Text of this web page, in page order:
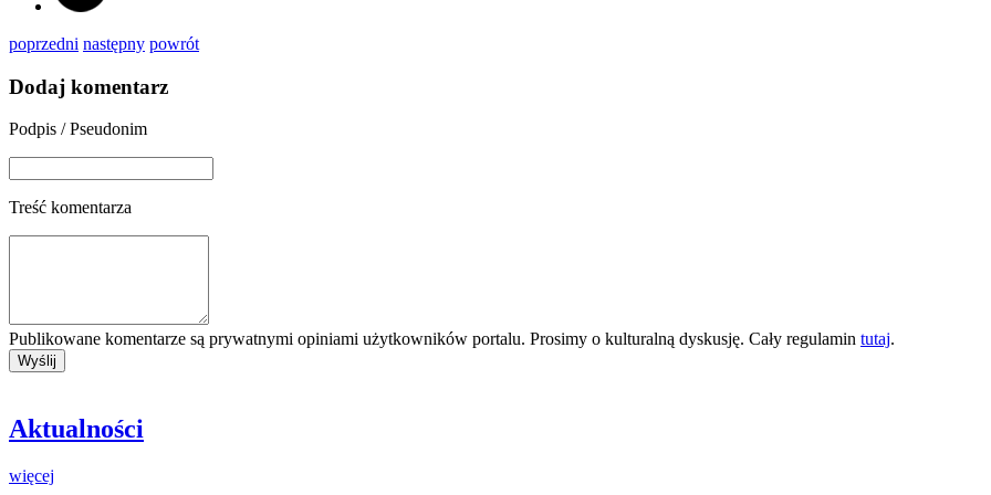
poprzedni następny powrót
Dodaj komentarz
Podpis / Pseudonim
Treść komentarza
Publikowane komentarze są prywatnymi opiniami użytkowników portalu. Prosimy o kulturalną dyskusję. Cały regulamin tutaj.
Aktualności
więcej